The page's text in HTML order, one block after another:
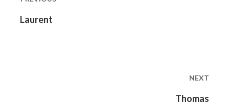
Previous
Laurent
NEXT
Thomas